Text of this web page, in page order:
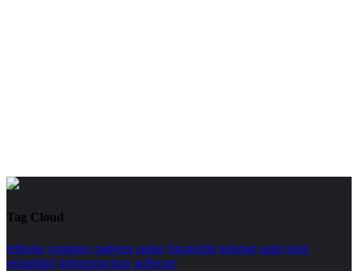
Tag Cloud
telfonia computo gadgets audio fotografia internet apps blog
seguridad infraestructura software